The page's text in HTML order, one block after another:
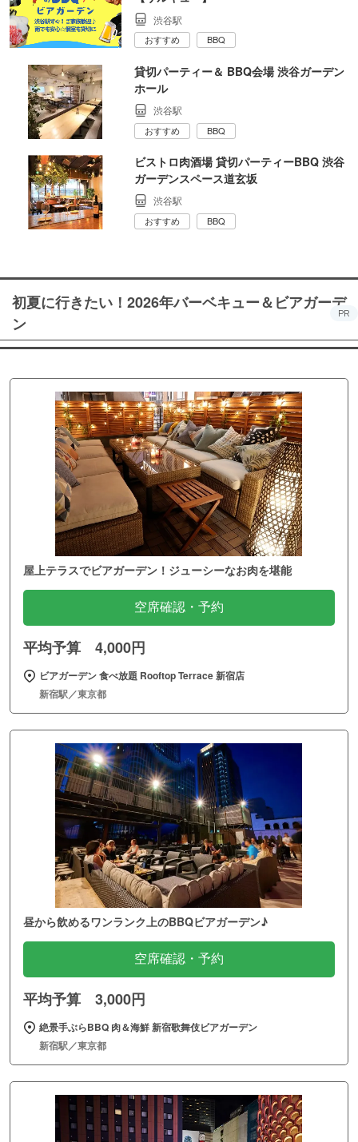
渋谷駅
おすすめ BBQ
貸切パーティー＆ BBQ会場 渋谷ガーデン
ホール
渋谷駅
おすすめ BBQ
ビストロ肉酒場 貸切パーティーBBQ 渋谷
ガーデンスペース道玄坂
渋谷駅
おすすめ BBQ
初夏に行きたい！2026年バーベキュー＆ビアガーデ
ン
PR
屋上テラスでビアガーデン！ジューシーなお肉を堪能
空席確認・予約
平均予算 4,000円
ビアガーデン 食べ放題 Rooftop Terrace 新宿店
新宿駅／東京都
昼から飲めるワンランク上のBBQビアガーデン♪
空席確認・予約
平均予算 3,000円
絶景手ぶらBBQ 肉＆海鮮 新宿歌舞伎ビアガーデン
新宿駅／東京都